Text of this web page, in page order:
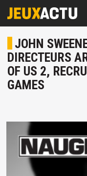
JOHN
DIRECTEURS
OF US 2,
GAMES